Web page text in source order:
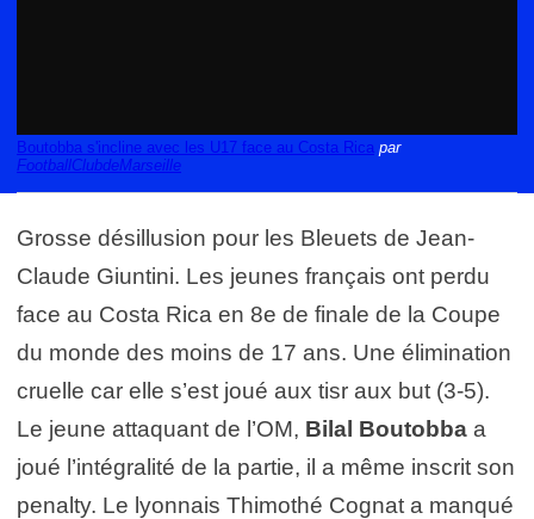
Boutobba s'incline avec les U17 face au Costa Rica par
FootballClubdeMarseille
Grosse désillusion pour les Bleuets de Jean-
Claude Giuntini. Les jeunes français ont perdu
face au Costa Rica en 8e de finale de la Coupe
du monde des moins de 17 ans. Une élimination
cruelle car elle s’est joué aux tisr aux but (3-5).
Le jeune attaquant de l’OM, Bilal Boutobba a
joué l’intégralité de la partie, il a même inscrit son
penalty. Le lyonnais Thimothé Cognat a manqué